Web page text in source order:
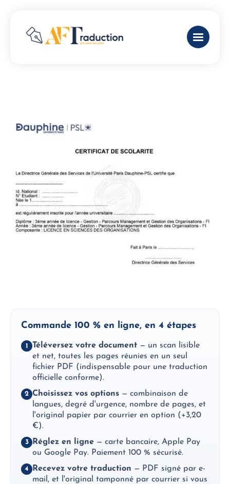
Commande 100 % en ligne, en 4 étapes
1 Téléversez votre document — un scan lisible
et net, toutes les pages réunies en un seul
fichier PDF (indispensable pour une traduction
officielle conforme).
2 Choisissez vos options — combinaison de
langues, degré d'urgence, nombre de pages, et
l'original papier par courrier en option (+3,20
€).
3 Réglez en ligne — carte bancaire, Apple Pay
ou Google Pay. Paiement 100 % sécurisé.
4 Recevez votre traduction — PDF signé par e-
mail, et l'original tamponné par courrier si vous